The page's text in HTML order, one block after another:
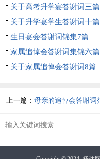
关于高考升学宴答谢词三篇
关于升学宴学生答谢词十篇
生日宴会答谢词锦集7篇
家属追悼会答谢词集锦六篇
关于家属追悼会答谢词8篇
上一篇：母亲的追悼会答谢词